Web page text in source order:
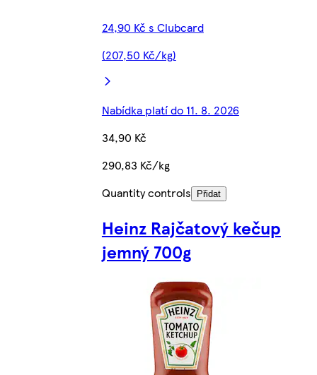
24,90 Kč s Clubcard
(207,50 Kč/kg)
Nabídka platí do 11. 8. 2026
34,90 Kč
290,83 Kč/kg
Quantity controls
Přidat
Heinz Rajčatový kečup
jemný 700g